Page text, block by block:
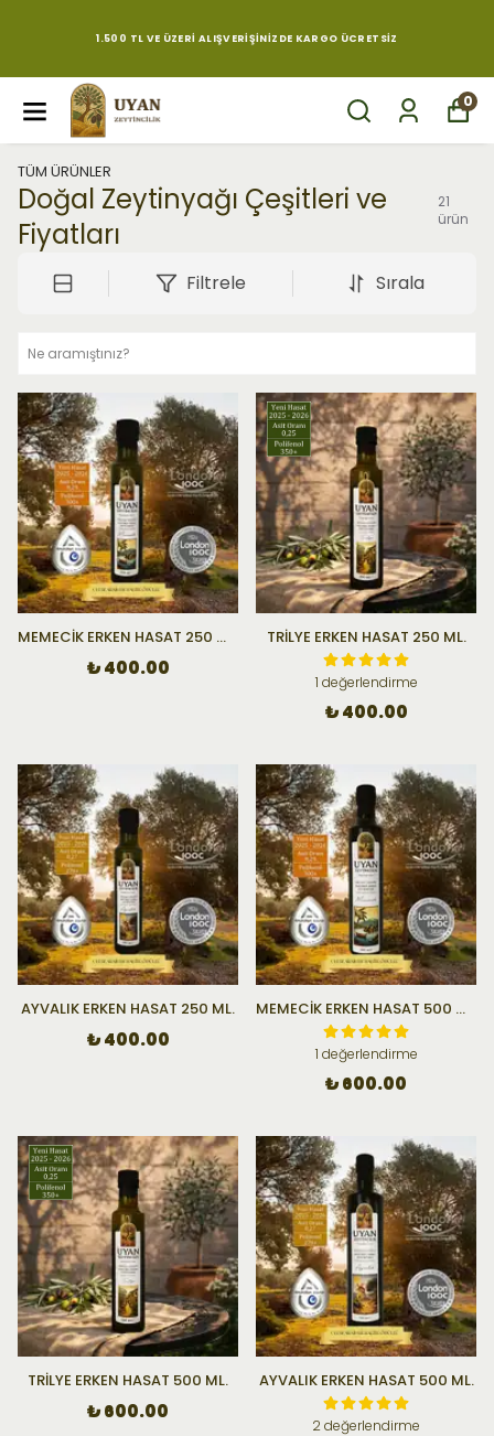
AYVALIK'TAN ÖDÜLLÜ SOĞUK SIKIM NATUREL SIZMA ZEYTINYAĞI
0
TÜM ÜRÜNLER
Doğal Zeytinyağı Çeşitleri ve
Fiyatları
21
ürün
Filtrele Sırala
MEMECİK ERKEN HASAT 250 ML.
₺ 400.00
TRİLYE ERKEN HASAT 250 ML.
1 değerlendirme
₺ 400.00
AYVALIK ERKEN HASAT 250 ML.
₺ 400.00
MEMECİK ERKEN HASAT 500 ML.
1 değerlendirme
₺ 600.00
TRİLYE ERKEN HASAT 500 ML.
₺ 600.00
AYVALIK ERKEN HASAT 500 ML.
2 değerlendirme